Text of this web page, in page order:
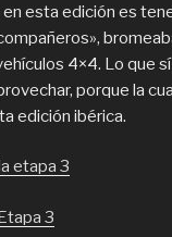
esta edición es
4×4. Lo que
porque la
edición ibérica.
etapa 3
3